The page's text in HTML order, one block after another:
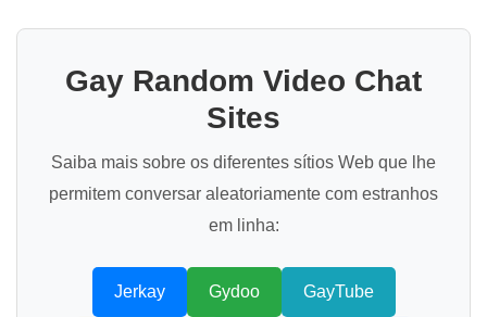
Gay Random Video Chat
Sites
Saiba mais sobre os diferentes sítios Web que lhe
permitem conversar aleatoriamente com estranhos
em linha:
Jerkay Gydoo GayTube